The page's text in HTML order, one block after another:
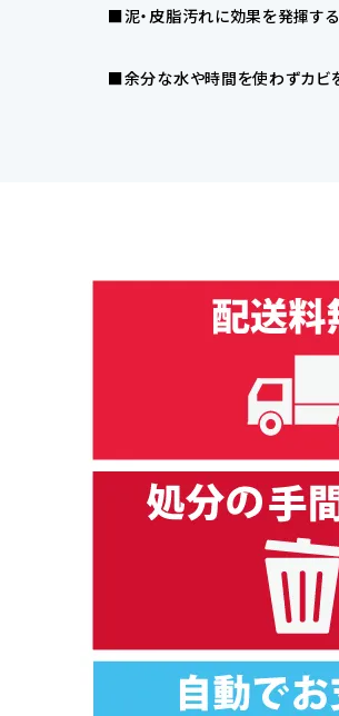
■泥・皮脂汚れに効果を発揮する
■余分な水や時間を使わずカビ